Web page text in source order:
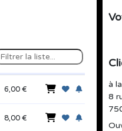
à la
8
6,00 €
8,00 €